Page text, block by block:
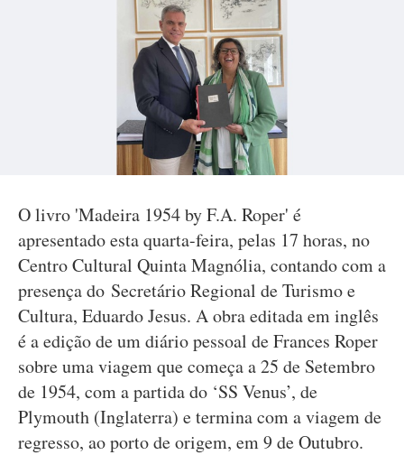
O livro 'Madeira 1954 by F.A. Roper' é
apresentado esta quarta-feira, pelas 17 horas, no
Centro Cultural Quinta Magnólia, contando com a
presença do Secretário Regional de Turismo e
Cultura, Eduardo Jesus. A obra editada em inglês
é a edição de um diário pessoal de Frances Roper
sobre uma viagem que começa a 25 de Setembro
de 1954, com a partida do ‘SS Venus’, de
Plymouth (Inglaterra) e termina com a viagem de
regresso, ao porto de origem, em 9 de Outubro.